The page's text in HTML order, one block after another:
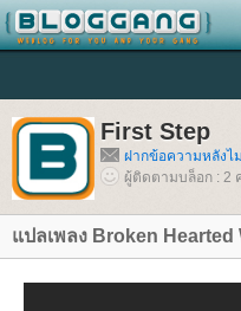
First Step
ฝากข้อความหลังไ
ผู้ติดตามบล็อก : 2
ปลเพลง Broken Hearted